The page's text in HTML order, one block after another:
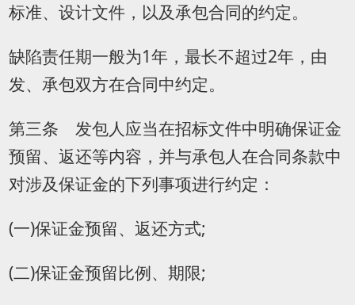
标准、设计文件，以及承包合同的约定。
缺陷责任期一般为1年，最长不超过2年，由
发、承包双方在合同中约定。
第三条 发包人应当在招标文件中明确保证金
预留、返还等内容，并与承包人在合同条款中
对涉及保证金的下列事项进行约定：
(一)保证金预留、返还方式;
(二)保证金预留比例、期限;